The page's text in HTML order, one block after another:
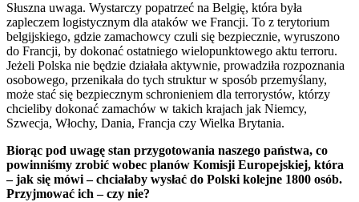
Słuszna uwaga. Wystarczy popatrzeć na Belgię, która była
zapleczem logistycznym dla ataków we Francji. To z terytorium
belgijskiego, gdzie zamachowcy czuli się bezpiecznie, wyruszono
do Francji, by dokonać ostatniego wielopunktowego aktu terroru.
Jeżeli Polska nie będzie działała aktywnie, prowadziła rozpoznania
osobowego, przenikała do tych struktur w sposób przemyślany,
może stać się bezpiecznym schronieniem dla terrorystów, którzy
chcieliby dokonać zamachów w takich krajach jak Niemcy,
Szwecja, Włochy, Dania, Francja czy Wielka Brytania.
Biorąc pod uwagę stan przygotowania naszego państwa, co
powinniśmy zrobić wobec planów Komisji Europejskiej, która
– jak się mówi – chciałaby wysłać do Polski kolejne 1800 osób.
Przyjmować ich – czy nie?